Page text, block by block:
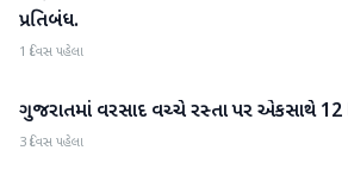
પ્રતિબંધ.
1 દિવસ પહેલા
ગુજરાત
ગુજરાતમાં વરસાદ વચ્ચે રસ્તા પર એકસાથે 12
3 દિવસ પહેલા